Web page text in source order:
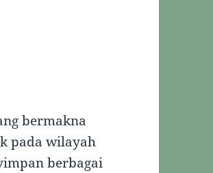
bermakna
pada wilayah
berbagai